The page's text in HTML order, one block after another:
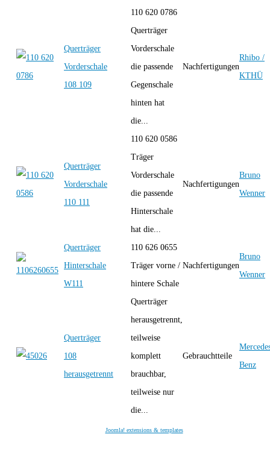
Querträger
Vorderschale
108 109
110 620 0786
Querträger
Vorderschale
die passende
Gegenschale
hinten hat
die...
Nachfertigungen
Rhibo /
KTHÜ
Querträger
Vorderschale
110 111
110 620 0586
Träger
Vorderschale
die passende
Hinterschale
hat die...
Nachfertigungen
Bruno
Wenner
Querträger
Hinterschale
W111
110 626 0655
Träger vorne /
hintere Schale
Nachfertigungen
Bruno
Wenner
Querträger
108
herausgetrennt
Querträger
herausgetrennt,
teilweise
komplett
brauchbar,
teilweise nur
die...
Gebrauchtteile
Benz
Joomla! extensions & templates